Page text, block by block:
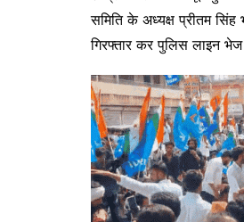
समिति के अध्यक्ष प्रीतम
गिरफ्तार कर पुलिस लाइन भेज